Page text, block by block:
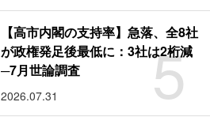
5
【高市内閣の支持率】急落、全8社
が政権発足後最低に：3社は2桁減
─7月世論調査
2026.07.31